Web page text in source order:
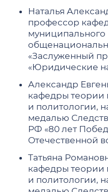
Наталья
профессор
муниципального
«Заслуженный
«Юридические
Александр
кафедры теории
и политологии,
медалью
РФ «80 лет
Отечественной
Татьяна
кафедры теории
и политологии,